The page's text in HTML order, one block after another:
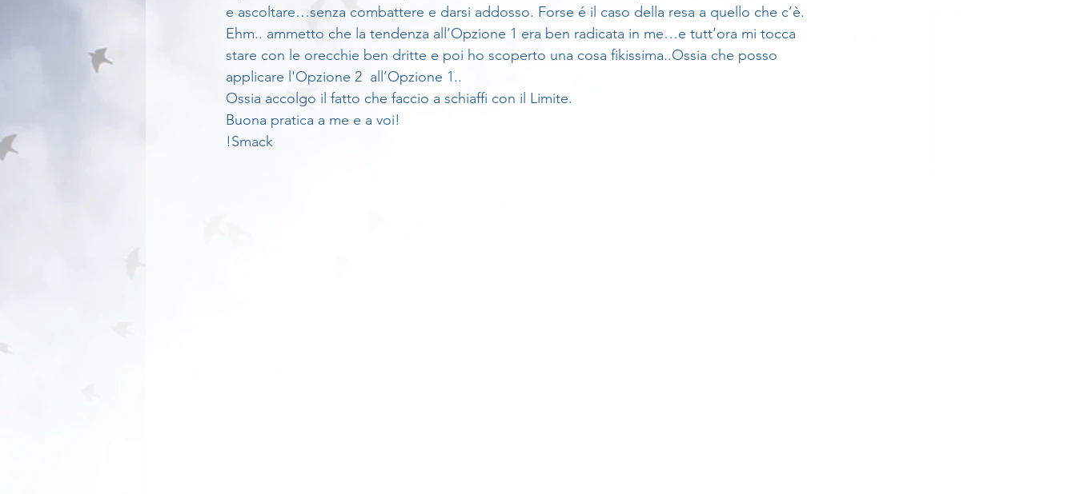
e ascoltare…senza combattere e darsi addosso. Forse é il caso della resa a quello che c’è.
Ehm.. ammetto che la tendenza all’Opzione 1 era ben radicata in me…e tutt’ora mi tocca
stare con le orecchie ben dritte e poi ho scoperto una cosa fikissima..Ossia che posso
applicare l'Opzione 2  all’Opzione 1..
Ossia accolgo il fatto che faccio a schiaffi con il Limite.
Buona pratica a me e a voi!
!Smack